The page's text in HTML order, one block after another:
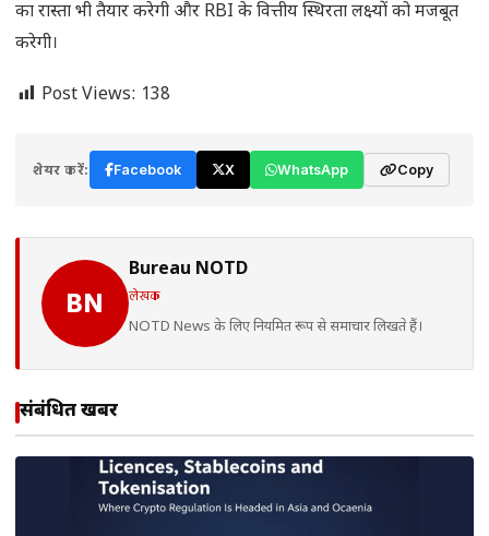
का रास्ता भी तैयार करेगी और RBI के वित्तीय स्थिरता लक्ष्यों को मजबूत
करेगी।
Post Views: 138
शेयर करें: Facebook X WhatsApp Copy
BN
Bureau NOTD
लेखक
NOTD News के लिए नियमित रूप से समाचार लिखते हैं।
संबंधित खबरें